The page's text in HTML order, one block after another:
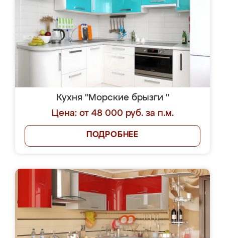
Кухня "Морские брызги "
Цена: от 48 000 руб. за п.м.
ПОДРОБНЕЕ